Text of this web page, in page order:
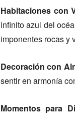
Habitaciones con
infinito azul del
imponentes rocas y
Decoración con
sentir en armonía
Momentos para